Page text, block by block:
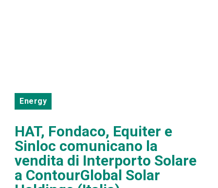
Energy
HAT, Fondaco, Equiter e
Sinloc comunicano la
vendita di Interporto Solare
a ContourGlobal Solar